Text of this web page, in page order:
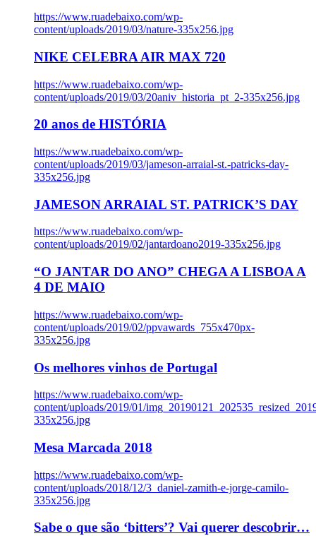
https://www.ruadebaixo.com/wp-
content/uploads/2019/03/nature-335x256.jpg
NIKE CELEBRA AIR MAX 720
https://www.ruadebaixo.com/wp-
content/uploads/2019/03/20aniv_historia_pt_2-335x256.jpg
20 anos de HISTÓRIA
https://www.ruadebaixo.com/wp-
content/uploads/2019/03/jameson-arraial-st.-patricks-day-
335x256.jpg
JAMESON ARRAIAL ST. PATRICK’S DAY
https://www.ruadebaixo.com/wp-
content/uploads/2019/02/jantardoano2019-335x256.jpg
“O JANTAR DO ANO” CHEGA A LISBOA A
4 DE MAIO
https://www.ruadebaixo.com/wp-
content/uploads/2019/02/ppvawards_755x470px-
335x256.jpg
Os melhores vinhos de Portugal
https://www.ruadebaixo.com/wp-
content/uploads/2019/01/
335x256.jpg
Mesa Marcada 2018
https://www.ruadebaixo.com/wp-
content/uploads/2018/12/3_daniel-zamith-e-jorge-camilo-
335x256.jpg
Sabe o que são ‘bitters’? Vai querer descobrir…